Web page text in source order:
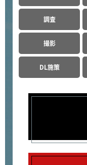
調査
撮影
DL施策